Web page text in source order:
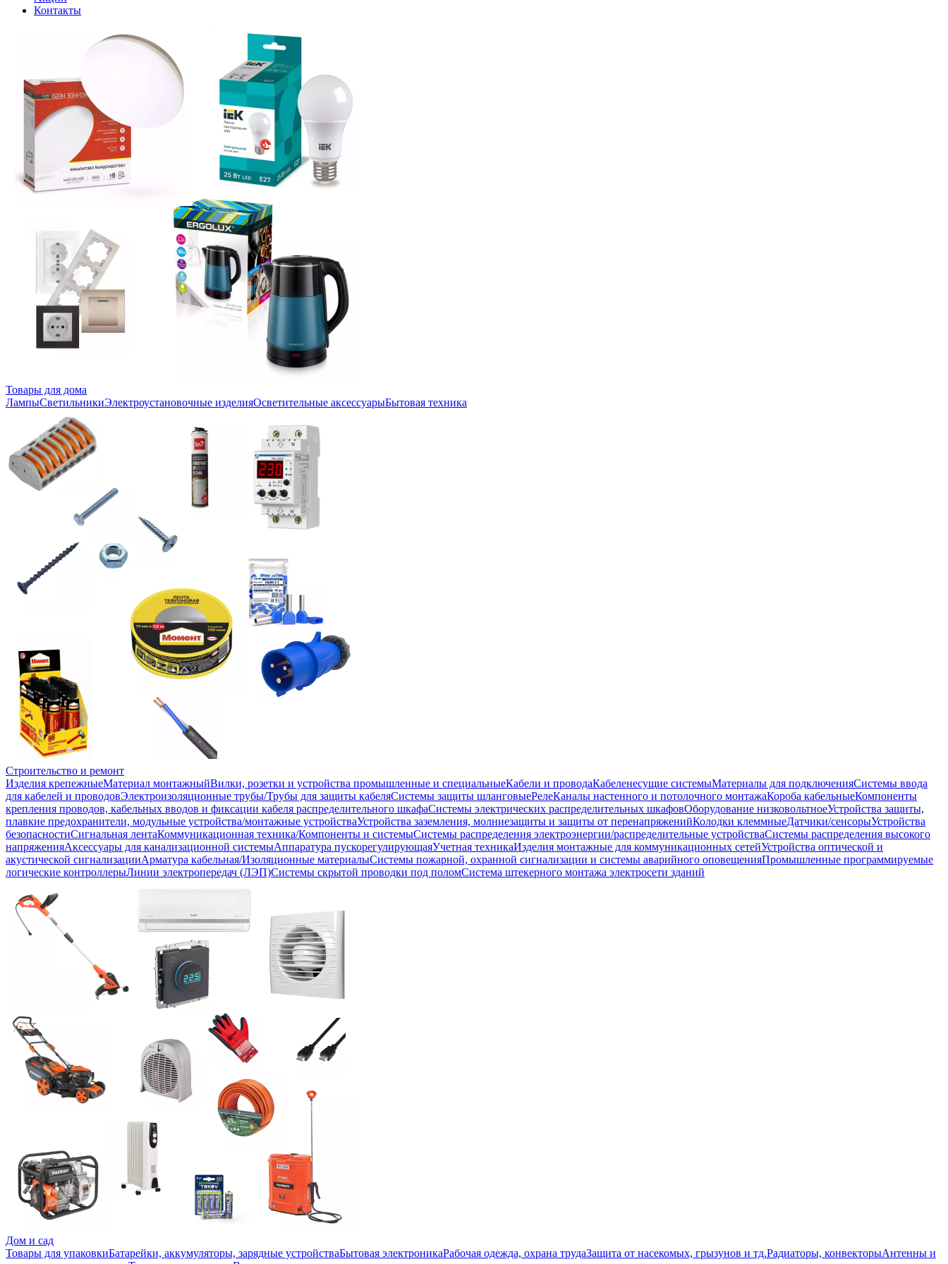
Контакты
Товары для дома
ЛампыСветильникиЭлектроустановочные изделияОсветительные аксессуарыБытовая техника
Строительство и ремонт
Изделия крепежныеМатериал монтажныйВилки, розетки и устройства промышленные и специальныеКабели и проводаКабеленесущие системыМатериалы для подключенияСистемы ввода
для кабелей и проводовЭлектроизоляционные трубы/Трубы для защиты кабеляСистемы защиты шланговыеРелеКаналы настенного и потолочного монтажаКороба кабельныеКомпоненты
крепления проводов, кабельных вводов и фиксации кабеля распределительного шкафаСистемы электрических распределительных шкафовОборудование низковольтноеУстройства защиты,
плавкие предохранители, модульные устройства/монтажные устройстваУстройства заземления, молниезащиты и защиты от перенапряженийКолодки клеммныеДатчики/сенсорыУстройства
безопасностиСигнальная лентаКоммуникационная техника/Компоненты и системыСистемы распределения электроэнергии/распределительные устройстваСистемы распределения высокого
напряженияАксессуары для канализационной системыАппаратура пускорегулирующаяУчетная техникаИзделия монтажные для коммуникационных сетейУстройства оптической и
акустической сигнализацииАрматура кабельная/Изоляционные материалыСистемы пожарной, охранной сигнализации и системы аварийного оповещенияПромышленные программируемые
логические контроллерыЛинии электропередач (ЛЭП)Системы скрытой проводки под поломСистема штекерного монтажа электросети зданий
Дом и сад
Товары для упаковкиБатарейки, аккумуляторы, зарядные устройстваБытовая электроникаРабочая одежда, охрана трудаЗащита от насекомых, грызунов и тд.Радиаторы, конвекторыАнтенны и